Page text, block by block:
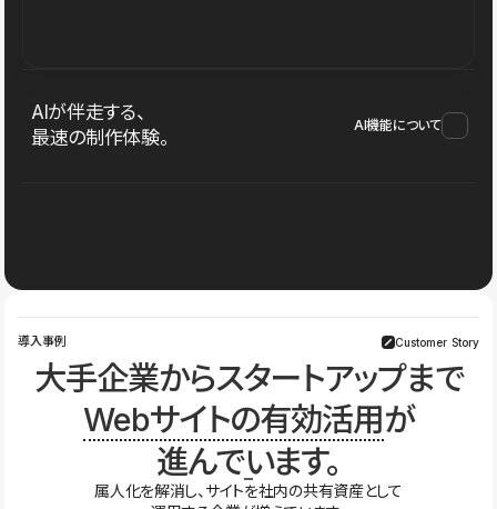
AIが伴走する、
最速の制作体験。
AI機能について
導入事例 Customer Story
大手企業からスタートアップまで
Webサイトの有効活用が
進んでいます。
属人化を解消し、サイトを社内の共有資産として